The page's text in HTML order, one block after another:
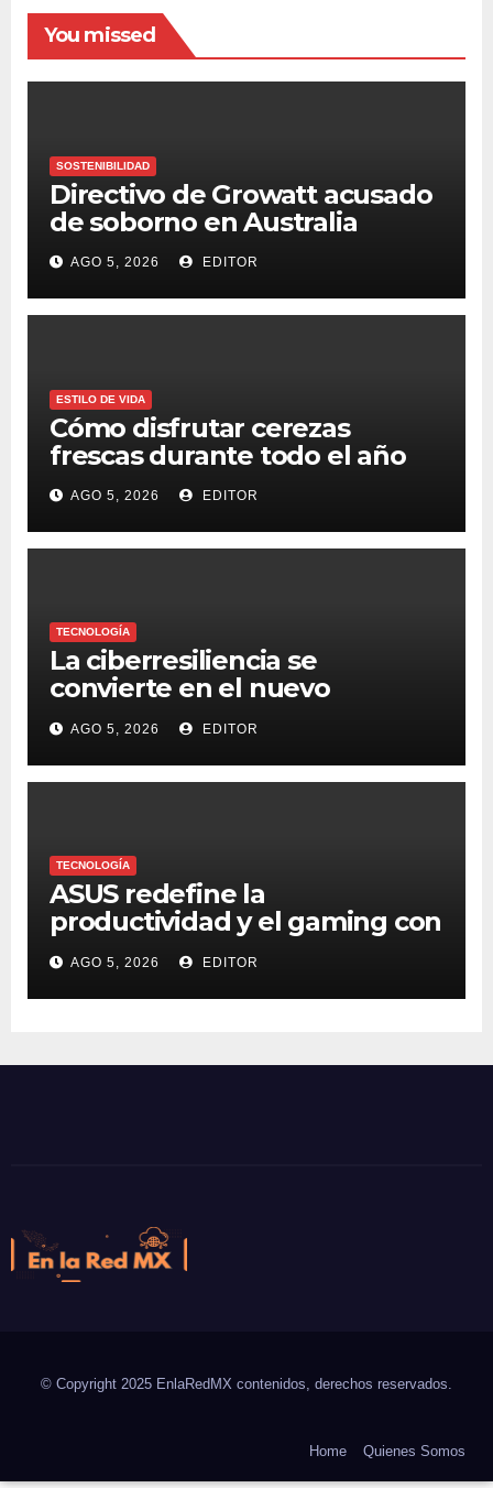
You missed
SOSTENIBILIDAD
Directivo de Growatt acusado
de soborno en Australia
AGO 5, 2026 EDITOR
ESTILO DE VIDA
Cómo disfrutar cerezas
frescas durante todo el año
AGO 5, 2026 EDITOR
TECNOLOGÍA
La ciberresiliencia se
convierte en el nuevo
estándar para proteger a las
organizaciones frente al
ransomware
AGO 5, 2026 EDITOR
TECNOLOGÍA
ASUS redefine la
productividad y el gaming con
la experiencia Duo
AGO 5, 2026 EDITOR
© Copyright 2025 EnlaRedMX contenidos, derechos reservados.
Home Quienes Somos